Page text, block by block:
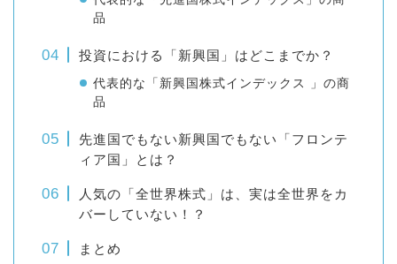
品
投資における「新興国」はどこまでか？
代表的な「新興国株式インデックス 」の商
品
先進国でもない新興国でもない「フロンテ
ィア国」とは？
人気の「全世界株式」は、実は全世界をカ
バーしていない！？
まとめ